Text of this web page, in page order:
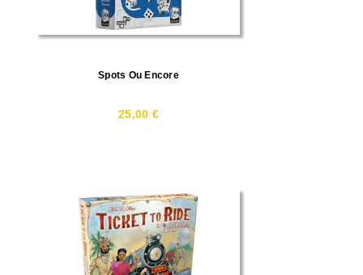
Spots Ou Encore
25,00 €